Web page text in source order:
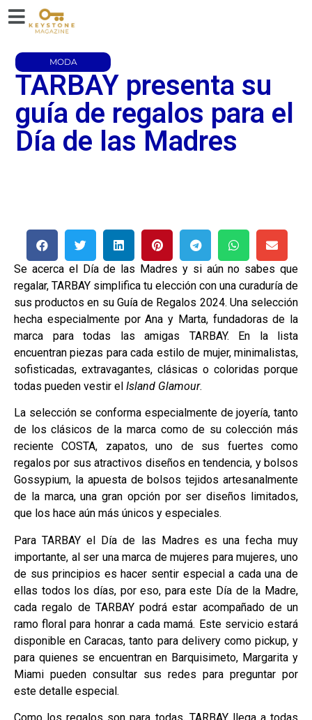
MODA
TARBAY presenta su
guía de regalos para el
Día de las Madres
Se acerca el Día de las Madres y si aún no sabes que
regalar, TARBAY simplifica tu elección con una curaduría de
sus productos en su Guía de Regalos 2024. Una selección
hecha especialmente por Ana y Marta, fundadoras de la
marca para todas las amigas TARBAY. En la lista
encuentran piezas para cada estilo de mujer, minimalistas,
sofisticadas, extravagantes, clásicas o coloridas porque
todas pueden vestir el Island Glamour.
La selección se conforma especialmente de joyería, tanto
de los clásicos de la marca como de su colección más
reciente COSTA, zapatos, uno de sus fuertes como
regalos por sus atractivos diseños en tendencia, y bolsos
Gossypium, la apuesta de bolsos tejidos artesanalmente
de la marca, una gran opción por ser diseños limitados,
que los hace aún más únicos y especiales.
Para TARBAY el Día de las Madres es una fecha muy
importante, al ser una marca de mujeres para mujeres, uno
de sus principios es hacer sentir especial a cada una de
ellas todos los días, por eso, para este Día de la Madre,
cada regalo de TARBAY podrá estar acompañado de un
ramo floral para honrar a cada mamá. Este servicio estará
disponible en Caracas, tanto para delivery como pickup, y
para quienes se encuentran en Barquisimeto, Margarita y
Miami pueden consultar sus redes para preguntar por
este detalle especial.